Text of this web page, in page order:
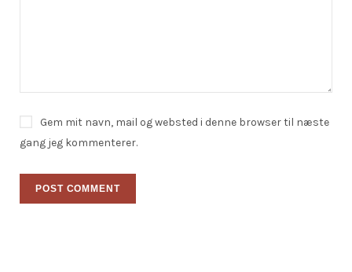
Gem mit navn, mail og websted i denne browser til næste
gang jeg kommenterer.